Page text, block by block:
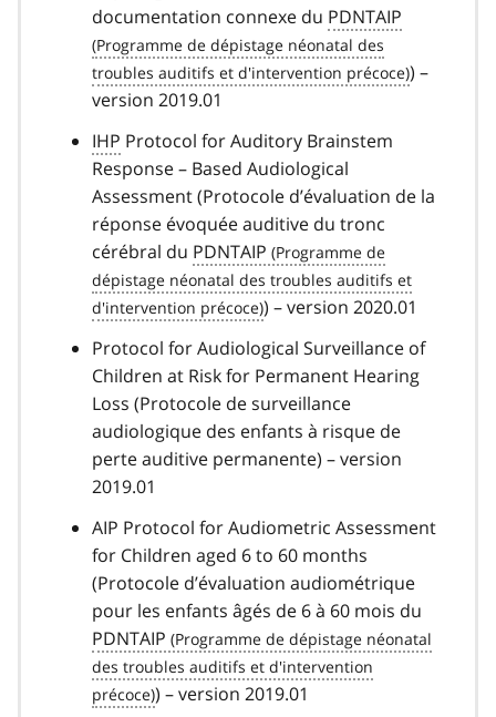
documentation connexe du PDNTAIP
) –
version 2019.01
IHP Protocol for Auditory Brainstem
Response – Based Audiological
Assessment (Protocole d’évaluation de la
réponse évoquée auditive du tronc
cérébral du PDNTAIP
) – version 2020.01
Protocol for Audiological Surveillance of
Children at Risk for Permanent Hearing
Loss (Protocole de surveillance
audiologique des enfants à risque de
perte auditive permanente) – version
2019.01
AIP Protocol for Audiometric Assessment
for Children aged 6 to 60 months
(Protocole d’évaluation audiométrique
pour les enfants âgés de 6 à 60 mois du
PDNTAIP
) – version 2019.01